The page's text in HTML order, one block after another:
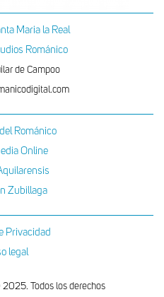
Maria la Real
Románico
de Campoo
Románico
Online
Zubillaga
Privacidad
legal
Todos los derechos